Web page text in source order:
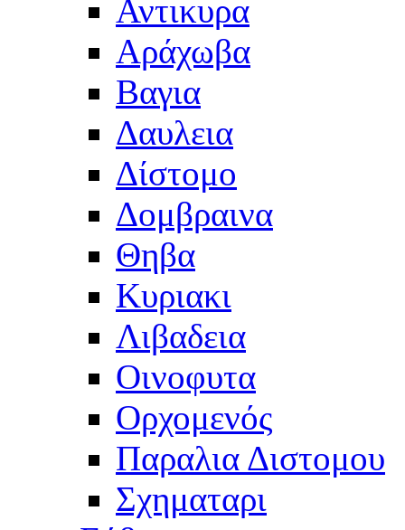
Αντικυρα
Αράχωβα
Βαγια
Δαυλεια
Δίστομο
Δομβραινα
Θηβα
Κυριακι
Λιβαδεια
Οινοφυτα
Ορχομενός
Παραλια Διστομου
Σχηματαρι